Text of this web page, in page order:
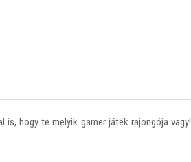
is, hogy te melyik gamer játék rajongója